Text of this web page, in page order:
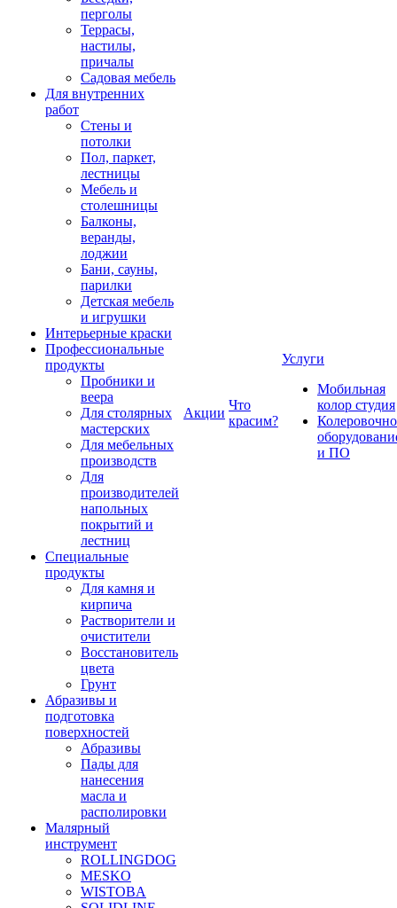
перголы
Террасы,
настилы,
причалы
Садовая мебель
Для внутренних
работ
Стены и
потолки
Пол, паркет,
лестницы
Мебель и
столешницы
Балконы,
веранды,
лоджии
Бани, сауны,
парилки
Детская мебель
и игрушки
Интерьерные краски
Профессиональные
продукты
Пробники и
веера
Для столярных
мастерских
Для мебельных
производств
Для
производителей
напольных
покрытий и
лестниц
Специальные
продукты
Для камня и
кирпича
Растворители и
очистители
Восстановитель
цвета
Грунт
Абразивы и
подготовка
поверхностей
Абразивы
Пады для
нанесения
масла и
располировки
Малярный
инструмент
ROLLINGDOG
MESKO
WISTOBA
Акции
Что
красим?
Услуги
Мобильная
колор студия
и ПО